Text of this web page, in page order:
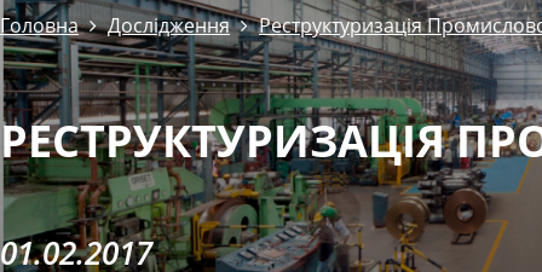
Головна Дослідження Реструктуризація
РЕСТРУКТУРИЗАЦІЯ
01.02.2017